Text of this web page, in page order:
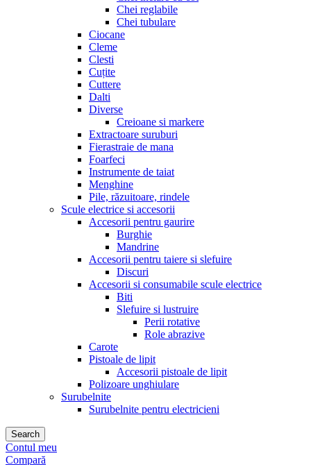
Chei reglabile
Chei tubulare
Ciocane
Cleme
Clesti
Cuțite
Cuttere
Dalti
Diverse
Creioane si markere
Extractoare suruburi
Fierastraie de mana
Foarfeci
Instrumente de taiat
Menghine
Pile, răzuitoare, rindele
Scule electrice si accesorii
Accesorii pentru gaurire
Burghie
Mandrine
Accesorii pentru taiere si slefuire
Discuri
Accesorii si consumabile scule electrice
Biti
Slefuire si lustruire
Perii rotative
Role abrazive
Carote
Pistoale de lipit
Accesorii pistoale de lipit
Polizoare unghiulare
Surubelnite
Surubelnite pentru electricieni
Search
Contul meu
Compară